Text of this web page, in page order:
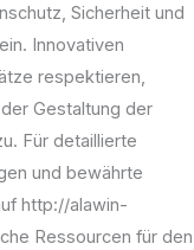
Sicherheit und
Innovativen
respektieren,
Gestaltung der
Für detaillierte
und bewährte
http://alawin-
Ressourcen für den